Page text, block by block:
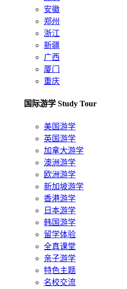
安徽
郑州
浙江
新疆
广西
厦门
重庆
国际游学 Study Tour
美国游学
英国游学
加拿大游学
澳洲游学
欧洲游学
新加坡游学
香港游学
日本游学
韩国游学
留学体验
全真课堂
亲子游学
特色主题
名校交流